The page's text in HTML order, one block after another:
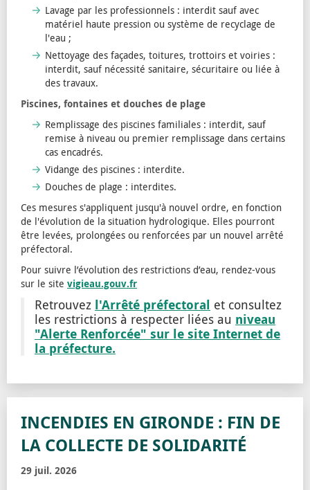
Lavage par les professionnels : interdit sauf avec
matériel haute pression ou système de recyclage de
l'eau ;
Nettoyage des façades, toitures, trottoirs et voiries :
interdit, sauf nécessité sanitaire, sécuritaire ou liée à
des travaux.
Piscines, fontaines et douches de plage
Remplissage des piscines familiales : interdit, sauf
remise à niveau ou premier remplissage dans certains
cas encadrés.
Vidange des piscines : interdite.
Douches de plage : interdites.
Ces mesures s'appliquent jusqu'à nouvel ordre, en fonction
de l'évolution de la situation hydrologique. Elles pourront
être levées, prolongées ou renforcées par un nouvel arrêté
préfectoral.
Pour suivre l’évolution des restrictions d’eau, rendez-vous
sur le site vigieau.gouv.fr
Retrouvez l'Arrêté préfectoral et consultez
les restrictions à respecter liées au niveau
"Alerte Renforcée" sur le site Internet de
la préfecture.
INCENDIES EN GIRONDE : FIN DE
LA COLLECTE DE SOLIDARITÉ
29 juil. 2026